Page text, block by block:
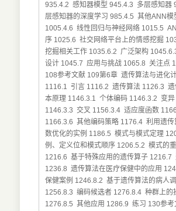
935.4.2 感知器模型 945.4.3 多层感知器
层感知器的深度学习 985.4.5 其他ANN模
1005.4.6 线性回归与神经网络 1015.5
序 1025.6 社交网络平台上的情感挖掘
挖掘相关工作 1035.6.2 广泛架构
设计 1045.7 应用与挑战 1065.8 关注点
108参考文献 109第6章 遗传算法与进化
1116.1 引言 1116.2 遗传算法 1126.3 遗
本原理 1146.3.1 个体编码 1146.3.2 变异
1146.3.3 交叉 1156.3.4 适应度函数
1166.3.6 其他编码策略 1176.4 利用遗传
数优化的实例 1186.5 模式与模式定理
例、定义位和模式顺序 1206.5.2 模式的
1216.6 基于特殊应用的遗传算子 1216.7
1236.8 遗传算法在医疗保健中的应用
保健案例 1246.8.2 基于遗传算法的病人
1256.8.3 编码候选者 1276.8.4 种群上的
1276.8.5 其他应用 1286.9 练习 130参考